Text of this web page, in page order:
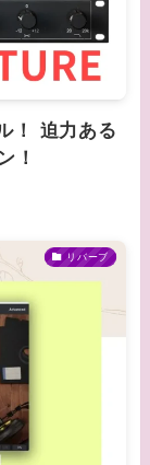
！ 迫力ある
！
リバーブ